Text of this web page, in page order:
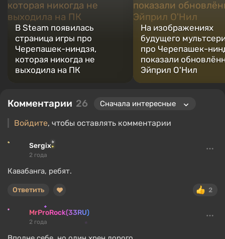
В Steam появилась
страница игры про
Черепашек-ниндзя,
которая никогда не
выходила на ПК
На изображениях
будущего
про Черепашек-
показали
Эйприл О'Нил
Комментарии 26
Войдите, чтобы оставлять комментарии
Sergix
2 года
Кавабанга, ребят.
2
Ответить
MrProRock(33RU)
2 года